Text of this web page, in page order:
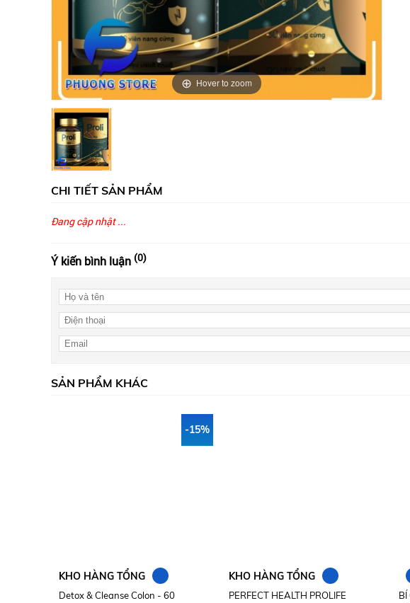
Hover to zoom
CHI TIẾT SẢN PHẨM
Đang cập nhật ...
Ý kiến bình luận (0)
SẢN PHẨM KHÁC
-15%
KHO HÀNG TỔNG
Detox & Cleanse Colon - 60
KHO HÀNG TỔNG
PERFECT HEALTH PROLIFE
BÍ